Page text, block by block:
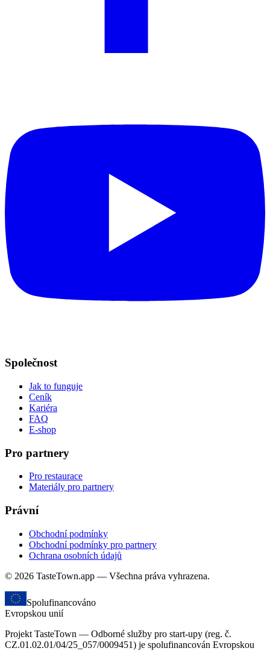
Společnost
Jak to funguje
Ceník
Kariéra
FAQ
E-shop
Pro partnery
Pro restaurace
Materiály pro partnery
Právní
Obchodní podmínky
Obchodní podmínky pro partnery
Ochrana osobních údajů
© 2026 TasteTown.app — Všechna práva vyhrazena.
Spolufinancováno
Evropskou unií
Projekt TasteTown — Odborné služby pro start-upy (reg. č.
CZ.01.02.01/04/25_057/0009451) je spolufinancován Evropskou